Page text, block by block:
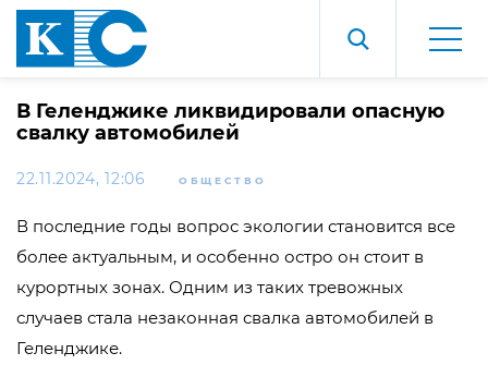
В Геленджике ликвидировали опасную
свалку автомобилей
22.11.2024, 12:06 ОБЩЕСТВО
В последние годы вопрос экологии становится все
более актуальным, и особенно остро он стоит в
курортных зонах. Одним из таких тревожных
случаев стала незаконная свалка автомобилей в
Геленджике.